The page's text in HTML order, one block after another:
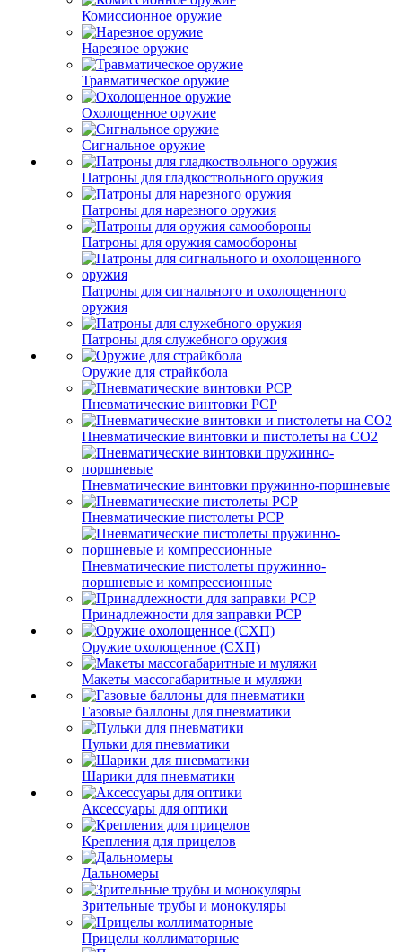
Комиссионное оружие
Нарезное оружие
Травматическое оружие
Охолощенное оружие
Сигнальное оружие
Патроны для гладкоствольного оружия
Патроны для нарезного оружия
Патроны для оружия самообороны
Патроны для сигнального и охолощенного
оружия
Патроны для служебного оружия
Оружие для страйкбола
Пневматические винтовки PCP
Пневматические винтовки и пистолеты на CO2
Пневматические винтовки пружинно-поршневые
Пневматические пистолеты PCP
Пневматические пистолеты пружинно-
поршневые и компрессионные
Принадлежности для заправки PCP
Оружие охолощенное (СХП)
Макеты массогабаритные и муляжи
Газовые баллоны для пневматики
Пульки для пневматики
Шарики для пневматики
Аксессуары для оптики
Крепления для прицелов
Дальномеры
Зрительные трубы и монокуляры
Прицелы коллиматорные